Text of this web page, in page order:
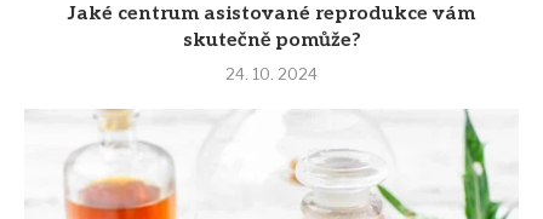
Jaké centrum asistované reprodukce vám
skutečně pomůže?
24. 10. 2024